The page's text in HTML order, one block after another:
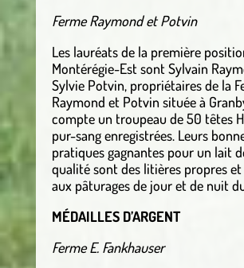
Ferme Raymond et Potvin
Les lauréats de la première
Montérégie-Est sont Sylvain
Sylvie Potvin, propriétaires de la
Raymond et Potvin située à
compte un troupeau de 50 têtes
pur-sang enregistrées. Leurs
pratiques gagnantes pour un lait
qualité sont des litières propres et
aux pâturages de jour et de nuit
MÉDAILLES D’ARGENT
Ferme E. Fankhauser